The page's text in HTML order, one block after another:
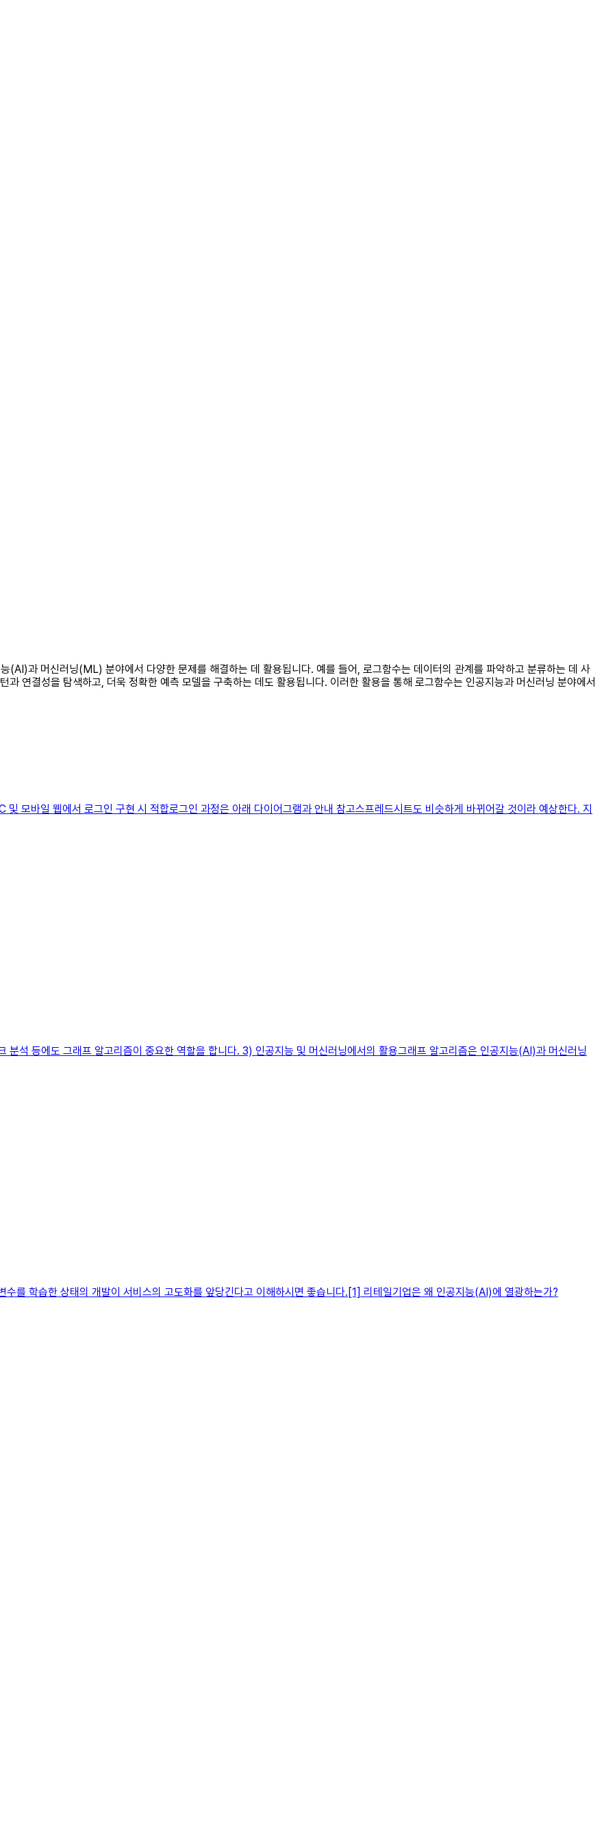
(AI)과 머신러닝(ML) 분야에서 다양한 문제를 해결하는 데 활용됩니다. 예를 들어, 로그함수는 데이터의 관계를 파악하고 분류하는 데 사
연결성을 탐색하고, 더욱 정확한 예측 모델을 구축하는 데도 활용됩니다. 이러한 활용을 통해 로그함수는 인공지능과 머신러닝 분야에서
모바일 웹에서 로그인 구현 시 적합로그인 과정은 아래 다이어그램과 안내 참고스프레드시트도 비슷하게 바뀌어갈 것이라 예상한다. 지
분석 등에도 그래프 알고리즘이 중요한 역할을 합니다. 3) 인공지능 및 머신러닝에서의 활용그래프 알고리즘은 인공지능(AI)과 머신러닝
를 학습한 상태의 개발이 서비스의 고도화를 앞당긴다고 이해하시면 좋습니다.[1] 리테일기업은 왜 인공지능(AI)에 열광하는가?